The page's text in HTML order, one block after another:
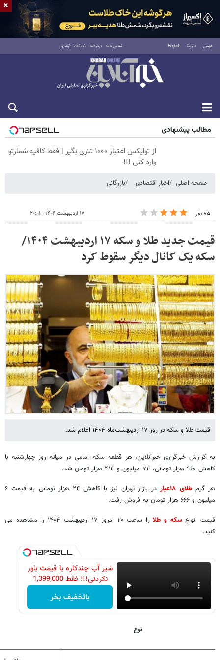
فارسی العربية English تماس با ما درباره ما تبلیغات آرشیو
پنجشنبه ۱۵ مرداد ۱۴۰۵
مطالب پیشنهادی
از توایکس اعتبار ۱۰۰۰ تتری بگیر | فقط کافیه شمارتو
وارد کنی !!!
صفحه اصلی اخبار اقتصادی بازرگانی
۸۵ نفر ۱۷ اردیبهشت ۱۴۰۴ - ۲۰:۰۱
قیمت جدید طلا و سکه ۱۷ اردیبهشت ۱۴۰۴/
سکه یک کانال دیگر سقوط کرد
قیمت طلا و سکه در روز ۱۷ اردیبهشت‌ماه ۱۴۰۴ اعلام شد.
به گزارش خبرگزاری خبرآنلاین، هر قطعه سکه امامی در میانه روز چهارشنبه با
کاهش ۹۶۰ هزار تومانی، ۷۴ میلیون و ۴۱۴ هزار تومان شد.
هر گرمطلای ۱۸عیار
در بازار تهران نیز با کاهش ۲۴ هزار تومانی به قیمت ۶
میلیون و ۶۶۶ هزار تومان به فروش رفت.
قیمت انواعسکه و طلا
را ساعت ۲۰ امروز ۱۷ اردیبهشت ۱۴۰۴ را مشاهده می
کنید.
شیر آب چندکاره با قیمت باور
نکردنی!!! فقط 1,399,000
باتخفیف بخر
نوع
×